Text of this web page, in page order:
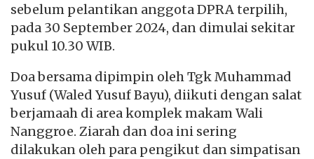
sebelum pelantikan anggota DPRA terpilih,
pada 30 September 2024, dan dimulai sekitar
pukul 10.30 WIB.
Doa bersama dipimpin oleh Tgk Muhammad
Yusuf (Waled Yusuf Bayu), diikuti dengan salat
berjamaah di area komplek makam Wali
Nanggroe. Ziarah dan doa ini sering
dilakukan oleh para pengikut dan simpatisan